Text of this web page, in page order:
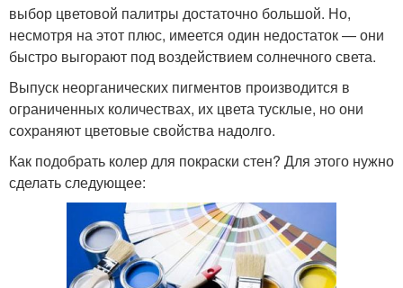
выбор цветовой палитры достаточно большой. Но,
несмотря на этот плюс, имеется один недостаток — они
быстро выгорают под воздействием солнечного света.
Выпуск неорганических пигментов производится в
ограниченных количествах, их цвета тусклые, но они
сохраняют цветовые свойства надолго.
Как подобрать колер для покраски стен? Для этого нужно
сделать следующее: